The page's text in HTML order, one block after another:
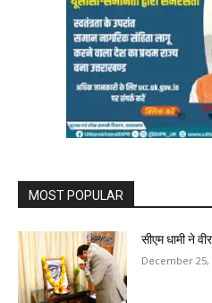
MOST POPULAR
सीएम धामी ने
December 25,